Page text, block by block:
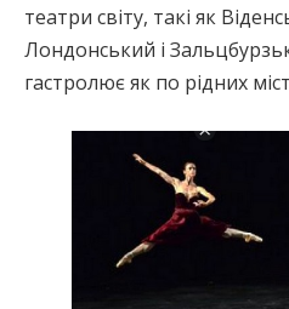
театри світу, такі як
Лондонський і
гастролює як по рідних